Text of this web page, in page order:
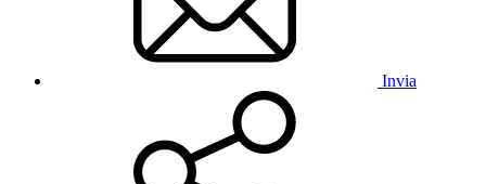
Invia